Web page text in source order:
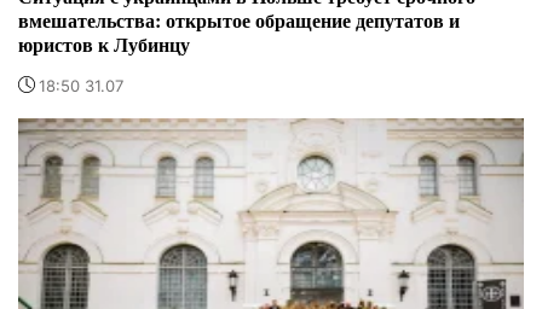
вмешательства: открытое обращение депутатов и
юристов к Лубинцу
18:50 31.07